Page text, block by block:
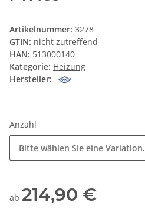
Artikelnummer: 3278
GTIN: nicht zutreffend
HAN: 513000140
Kategorie: Heizung
Hersteller:
Anzahl
Bitte wählen Sie eine Variation.
ab 214,90 €